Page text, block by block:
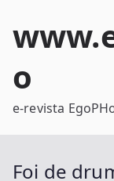
o
e-revista
Foi de